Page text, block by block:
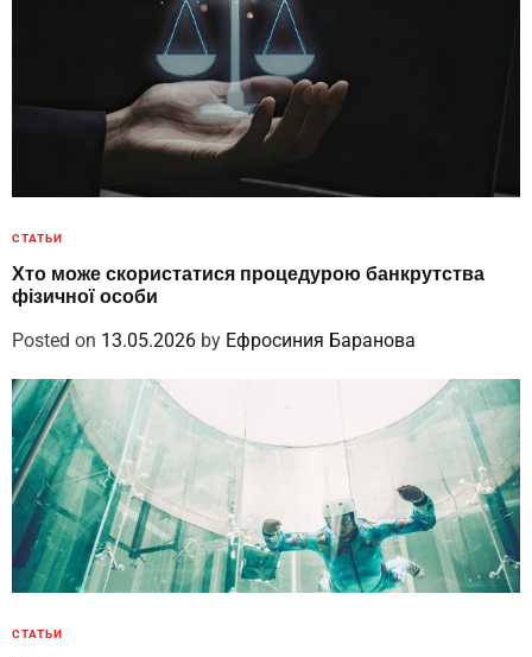
СТАТЬИ
Хто може скористатися процедурою банкрутства
фізичної особи
Posted on 13.05.2026 by Ефросиния Баранова
СТАТЬИ